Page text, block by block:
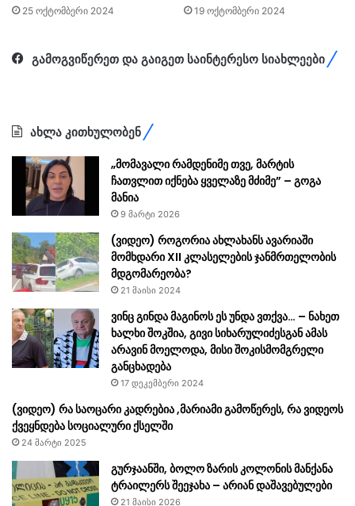
25 ოქტომბერი 2024 19 ოქტომბერი 2024
გამოგვიწერეთ და გაიგეთ საინტერესო სიახლეები
ახლა კითხულობენ
„მომავალი რამდენიმე თვე, მარტის
ჩათვლით იქნება ყველაზე მძიმე” – გოგა
მანია
9 მარტი 2026
(ვიდეო) როგორია ახლახანს ავარიაში
მომხდარი XII კლასელების ჯანმრთელობის
მდგომარეობა?
21 მაისი 2024
ვინც გინდა მაგინოს ეს უნდა ვთქვა… – ნახეთ
ხალხი შოკშია, გივი სიხარულიძესგან ამას
არავინ მოელოდა, მისი შოკისმომგრელი
განცხადება
17 დეკემბერი 2024
(ვიდეო) რა საოცარი კადრებია ,მარიამი გამოწერეს, რა ვიდეოს
ქვეყნდება სოციალური ქსელში
24 მარტი 2025
გურჯაანში, ბოლო ზარის კოლონის მანქანა
ტრაილერს შეეჯახა – არიან დაშავებულები
21 მაისი 2026